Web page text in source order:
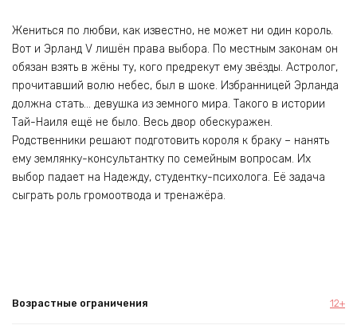
Жениться по любви, как известно, не может ни один король.
Вот и Эрланд V лишён права выбора. По местным законам он
обязан взять в жёны ту, кого предрекут ему звёзды. Астролог,
прочитавший волю небес, был в шоке. Избранницей Эрланда
должна стать… девушка из земного мира. Такого в истории
Тай-Наиля ещё не было. Весь двор обескуражен.
Родственники решают подготовить короля к браку – нанять
ему землянку-консультантку по семейным вопросам. Их
выбор падает на Надежду, студентку-психолога. Её задача
сыграть роль громоотвода и тренажёра.
Возрастные ограничения 12+